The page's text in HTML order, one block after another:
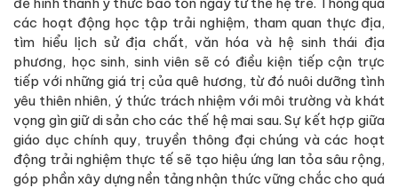
các hoạt động học tập trải nghiệm, tham quan thực địa,
tìm hiểu lịch sử địa chất, văn hóa và hệ sinh thái địa
phương, học sinh, sinh viên sẽ có điều kiện tiếp cận trực
tiếp với những giá trị của quê hương, từ đó nuôi dưỡng tình
yêu thiên nhiên, ý thức trách nhiệm với môi trường và khát
vọng gìn giữ di sản cho các thế hệ mai sau. Sự kết hợp giữa
giáo dục chính quy, truyền thông đại chúng và các hoạt
động trải nghiệm thực tế sẽ tạo hiệu ứng lan tỏa sâu rộng,
góp phần xây dựng nền tảng nhận thức vững chắc cho quá